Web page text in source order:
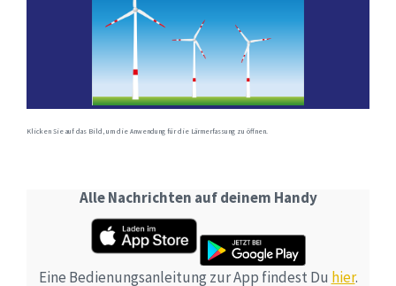
Klicken Sie auf das Bild, um die Anwendung für die Lärmerfassung zu öffnen.
Alle Nachrichten auf deinem Handy
Eine Bedienungsanleitung zur App findest Du hier.